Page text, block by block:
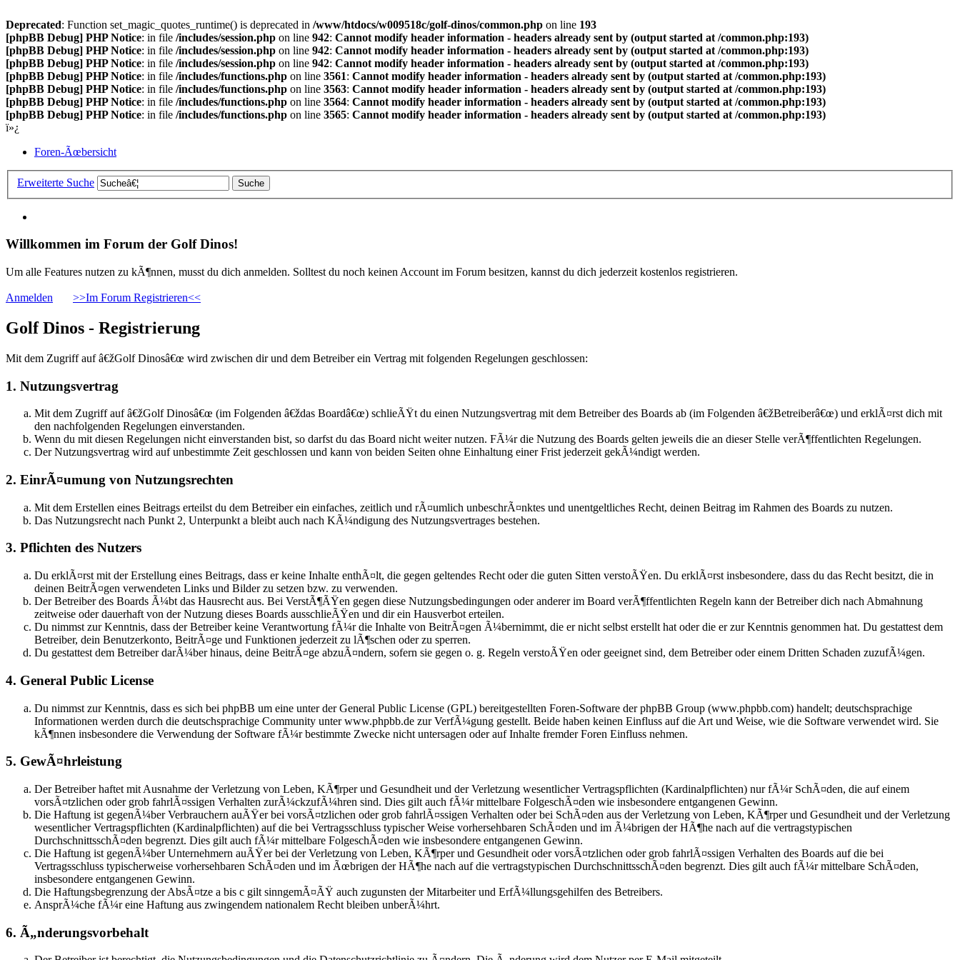
Deprecated: Function set_magic_quotes_runtime() is deprecated in /www/htdocs/w009518c/golf-dinos/common.php on line 193
[phpBB Debug] PHP Notice: in file /includes/session.php on line 942: Cannot modify header information - headers already sent by (output started at /common.php:193)
[phpBB Debug] PHP Notice: in file /includes/session.php on line 942: Cannot modify header information - headers already sent by (output started at /common.php:193)
[phpBB Debug] PHP Notice: in file /includes/session.php on line 942: Cannot modify header information - headers already sent by (output started at /common.php:193)
[phpBB Debug] PHP Notice: in file /includes/functions.php on line 3561: Cannot modify header information - headers already sent by (output started at /common.php:193)
[phpBB Debug] PHP Notice: in file /includes/functions.php on line 3563: Cannot modify header information - headers already sent by (output started at /common.php:193)
[phpBB Debug] PHP Notice: in file /includes/functions.php on line 3564: Cannot modify header information - headers already sent by (output started at /common.php:193)
[phpBB Debug] PHP Notice: in file /includes/functions.php on line 3565: Cannot modify header information - headers already sent by (output started at /common.php:193)
ï»¿
Foren-Ãœbersicht
Erweiterte Suche
Willkommen im Forum der Golf Dinos!
Um alle Features nutzen zu kÃ¶nnen, musst du dich anmelden. Solltest du noch keinen Account im Forum besitzen, kannst du dich jederzeit kostenlos registrieren.
Anmelden >>Im Forum Registrieren<<
Golf Dinos - Registrierung
Mit dem Zugriff auf â€žGolf Dinosâ€œ wird zwischen dir und dem Betreiber ein Vertrag mit folgenden Regelungen geschlossen:
1. Nutzungsvertrag
Mit dem Zugriff auf â€žGolf Dinosâ€œ (im Folgenden â€ždas Boardâ€œ) schlieÃŸt du einen Nutzungsvertrag mit dem Betreiber des Boards ab (im Folgenden â€žBetreiberâ€œ) und erklÃ¤rst dich mit
den nachfolgenden Regelungen einverstanden.
Wenn du mit diesen Regelungen nicht einverstanden bist, so darfst du das Board nicht weiter nutzen. FÃ¼r die Nutzung des Boards gelten jeweils die an dieser Stelle verÃ¶ffentlichten Regelungen.
Der Nutzungsvertrag wird auf unbestimmte Zeit geschlossen und kann von beiden Seiten ohne Einhaltung einer Frist jederzeit gekÃ¼ndigt werden.
2. EinrÃ¤umung von Nutzungsrechten
Mit dem Erstellen eines Beitrags erteilst du dem Betreiber ein einfaches, zeitlich und rÃ¤umlich unbeschrÃ¤nktes und unentgeltliches Recht, deinen Beitrag im Rahmen des Boards zu nutzen.
Das Nutzungsrecht nach Punkt 2, Unterpunkt a bleibt auch nach KÃ¼ndigung des Nutzungsvertrages bestehen.
3. Pflichten des Nutzers
Du erklÃ¤rst mit der Erstellung eines Beitrags, dass er keine Inhalte enthÃ¤lt, die gegen geltendes Recht oder die guten Sitten verstoÃŸen. Du erklÃ¤rst insbesondere, dass du das Recht besitzt, die in
deinen BeitrÃ¤gen verwendeten Links und Bilder zu setzen bzw. zu verwenden.
Der Betreiber des Boards Ã¼bt das Hausrecht aus. Bei VerstÃ¶ÃŸen gegen diese Nutzungsbedingungen oder anderer im Board verÃ¶ffentlichten Regeln kann der Betreiber dich nach Abmahnung
zeitweise oder dauerhaft von der Nutzung dieses Boards ausschlieÃŸen und dir ein Hausverbot erteilen.
Du nimmst zur Kenntnis, dass der Betreiber keine Verantwortung fÃ¼r die Inhalte von BeitrÃ¤gen Ã¼bernimmt, die er nicht selbst erstellt hat oder die er zur Kenntnis genommen hat. Du gestattest dem
Betreiber, dein Benutzerkonto, BeitrÃ¤ge und Funktionen jederzeit zu lÃ¶schen oder zu sperren.
Du gestattest dem Betreiber darÃ¼ber hinaus, deine BeitrÃ¤ge abzuÃ¤ndern, sofern sie gegen o. g. Regeln verstoÃŸen oder geeignet sind, dem Betreiber oder einem Dritten Schaden zuzufÃ¼gen.
4. General Public License
Du nimmst zur Kenntnis, dass es sich bei phpBB um eine unter der General Public License (GPL) bereitgestellten Foren-Software der phpBB Group (www.phpbb.com) handelt; deutschsprachige
Informationen werden durch die deutschsprachige Community unter www.phpbb.de zur VerfÃ¼gung gestellt. Beide haben keinen Einfluss auf die Art und Weise, wie die Software verwendet wird. Sie
kÃ¶nnen insbesondere die Verwendung der Software fÃ¼r bestimmte Zwecke nicht untersagen oder auf Inhalte fremder Foren Einfluss nehmen.
5. GewÃ¤hrleistung
Der Betreiber haftet mit Ausnahme der Verletzung von Leben, KÃ¶rper und Gesundheit und der Verletzung wesentlicher Vertragspflichten (Kardinalpflichten) nur fÃ¼r SchÃ¤den, die auf einem
vorsÃ¤tzlichen oder grob fahrlÃ¤ssigen Verhalten zurÃ¼ckzufÃ¼hren sind. Dies gilt auch fÃ¼r mittelbare FolgeschÃ¤den wie insbesondere entgangenen Gewinn.
Die Haftung ist gegenÃ¼ber Verbrauchern auÃŸer bei vorsÃ¤tzlichen oder grob fahrlÃ¤ssigen Verhalten oder bei SchÃ¤den aus der Verletzung von Leben, KÃ¶rper und Gesundheit und der Verletzung
wesentlicher Vertragspflichten (Kardinalpflichten) auf die bei Vertragsschluss typischer Weise vorhersehbaren SchÃ¤den und im Ã¼brigen der HÃ¶he nach auf die vertragstypischen
DurchschnittsschÃ¤den begrenzt. Dies gilt auch fÃ¼r mittelbare FolgeschÃ¤den wie insbesondere entgangenen Gewinn.
Die Haftung ist gegenÃ¼ber Unternehmern auÃŸer bei der Verletzung von Leben, KÃ¶rper und Gesundheit oder vorsÃ¤tzlichen oder grob fahrlÃ¤ssigen Verhalten des Boards auf die bei
Vertragsschluss typischerweise vorhersehbaren SchÃ¤den und im Ãœbrigen der HÃ¶he nach auf die vertragstypischen DurchschnittsschÃ¤den begrenzt. Dies gilt auch fÃ¼r mittelbare SchÃ¤den,
insbesondere entgangenen Gewinn.
Die Haftungsbegrenzung der AbsÃ¤tze a bis c gilt sinngemÃ¤ÃŸ auch zugunsten der Mitarbeiter und ErfÃ¼llungsgehilfen des Betreibers.
AnsprÃ¼che fÃ¼r eine Haftung aus zwingendem nationalem Recht bleiben unberÃ¼hrt.
6. Ã„nderungsvorbehalt